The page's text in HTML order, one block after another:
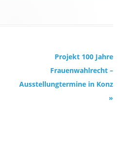
Projekt 100 Jahre
Frauenwahlrecht –
Ausstellungtermine in Konz
»